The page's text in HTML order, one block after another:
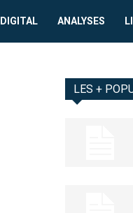
DIGITAL ANALYSES
LES +